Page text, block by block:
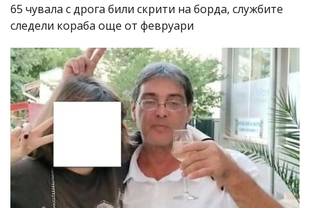
65 чувала с дрога били скрити на борда, службите
следели кораба още от февруари